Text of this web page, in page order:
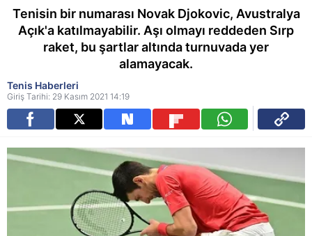
Tenisin bir numarası Novak Djokovic, Avustralya
Açık'a katılmayabilir. Aşı olmayı reddeden Sırp
raket, bu şartlar altında turnuvada yer
alamayacak.
Tenis Haberleri
Giriş Tarihi: 29 Kasım 2021 14:19